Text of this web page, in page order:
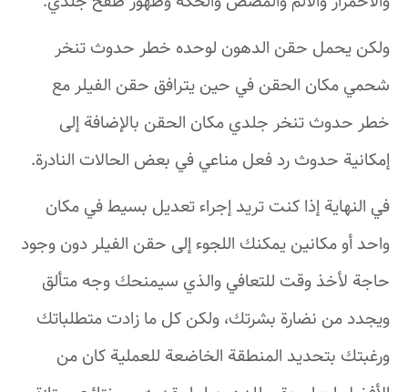
ولكن يحمل حقن الدهون لوحده خطر حدوث تنخر
شحمي مكان الحقن في حين يترافق حقن الفيلر مع
خطر حدوث تنخر جلدي مكان الحقن بالإضافة إلى
إمكانية حدوث رد فعل مناعي في بعض الحالات النادرة.
في النهاية إذا كنت تريد إجراء تعديل بسيط في مكان
واحد أو مكانين يمكنك اللجوء إلى حقن الفيلر دون وجود
حاجة لأخذ وقت للتعافي والذي سيمنحك وجه متألق
ويجدد من نضارة بشرتك، ولكن كل ما زادت متطلباتك
ورغبتك بتحديد المنطقة الخاضعة للعملية كان من